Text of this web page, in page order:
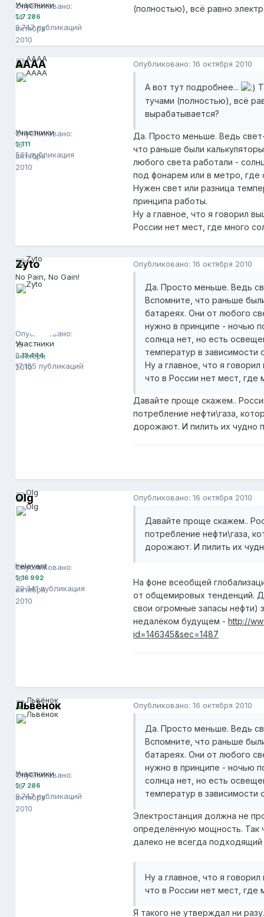
Опубликовано:
14
октября
2010
Участники
7 286
9 747 публикаций
(полностью), всё равно
Опубликовано:
16
октября
2010
AAAA
Участники
111
561 публикация
Опубликовано:16 октября 2010
А вот тут подробнее...
тучами (полностью), всё
вырабатывается?
Да. Просто меньше. Ведь
что раньше были
любого света работали -
под фонарем или в метро, где
Нужен свет или разница
принципа работы.
Ну а главное, что я говорил
России нет мест, где много
Опубликовано:
16
октября
2010
Zyto
No Pain, No Gain!
Участники
13 444
17 155 публикаций
Опубликовано:16 октября 2010
Да. Просто меньше. Ведь
Вспомните, что раньше
батареях. Они от любого
нужно в принципе - ночью
солнца нет, но есть
температур в зависимости
Ну а главное, что я
что в России нет мест, где
Давайте проще скажем..
потребление нефти\газа,
дорожают. И пилить их чудно
Опубликовано:
16
октября
2010
Olg
Irelevant
16 992
29 341 публикация
Опубликовано:16 октября 2010
Давайте проще скажем..
потребление нефти\газа,
дорожают. И пилить их
На фоне всеобщей
от общемировых тенденций.
свои огромные запасы нефти)
недалёком будущем -http://
id=146345&sec=1487
Опубликовано:
16
октября
2010
Львёнок
Участники
7 286
9 747 публикаций
Опубликовано:16 октября 2010
Да. Просто меньше. Ведь
Вспомните, что раньше
батареях. Они от любого
нужно в принципе - ночью
солнца нет, но есть
температур в зависимости
Электростанция должна не
определённую мощность. Так
далеко не всегда подходящий
Ну а главное, что я
что в России нет мест, где
Я такого не утверждал ни